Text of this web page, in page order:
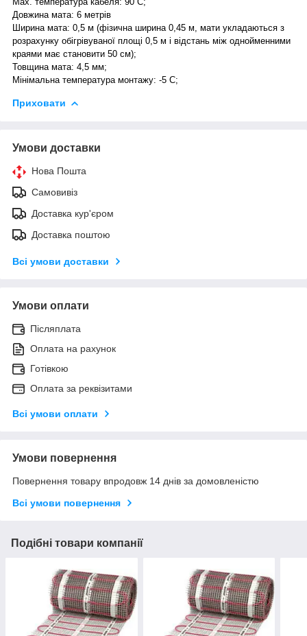
Довжина мата: 6 метрів
Ширина мата: 0,5 м (фізична ширина 0,45 м, мати укладаються з
розрахунку обігрівуваної площі 0,5 м і відстань між однойменними
краями має становити 50 см);
Товщина мата: 4,5 мм;
Мінімальна температура монтажу: -5 С;
Приховати
Умови доставки
Нова Пошта
Самовивіз
Доставка кур'єром
Доставка поштою
Всі умови доставки
Умови оплати
Післяплата
Оплата на рахунок
Готівкою
Оплата за реквізитами
Всі умови оплати
Умови повернення
Повернення товару впродовж 14 днів за домовленістю
Всі умови повернення
Подібні товари компанії